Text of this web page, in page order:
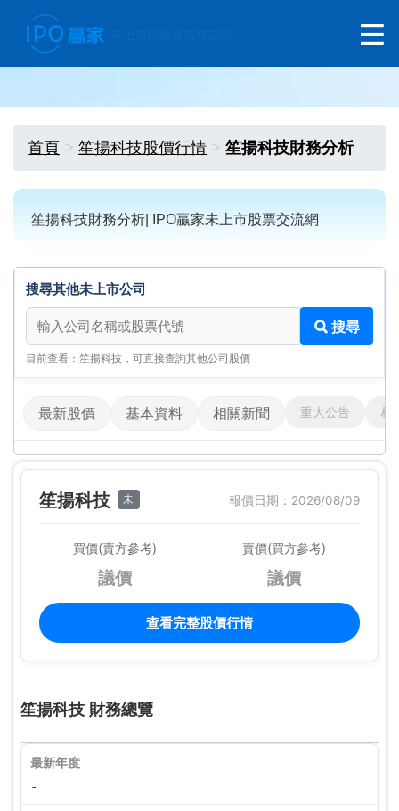
首頁 笙揚科技股價行情 笙揚科技財務分析
笙揚科技財務分析| IPO贏家未上市股票交流網
搜尋其他未上市公司
搜尋其他未上市公司
搜尋
目前查看：笙揚科技，可直接查詢其他公司股價
最新股價 基本資料 相關新聞 重大公告 相
笙揚科技 未 報價日期：2026/08/09
買價(賣方參考)
議價
賣價(買方參考)
議價
查看完整股價行情
笙揚科技 財務總覽
最新年度
-